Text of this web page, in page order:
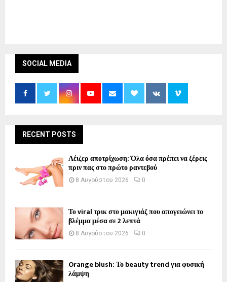
SOCIAL MEDIA
RECENT POSTS
Λέιζερ αποτρίχωση: Όλα όσα πρέπει να ξέρεις
πριν πας στο πρώτο ραντεβού
8 Αυγούστου 2026 0
Το viral τρικ στο μακιγιάζ που απογειώνει το
βλέμμα μέσα σε 2 λεπτά
8 Αυγούστου 2026 0
Orange blush: Το beauty trend για φυσική
λάμψη